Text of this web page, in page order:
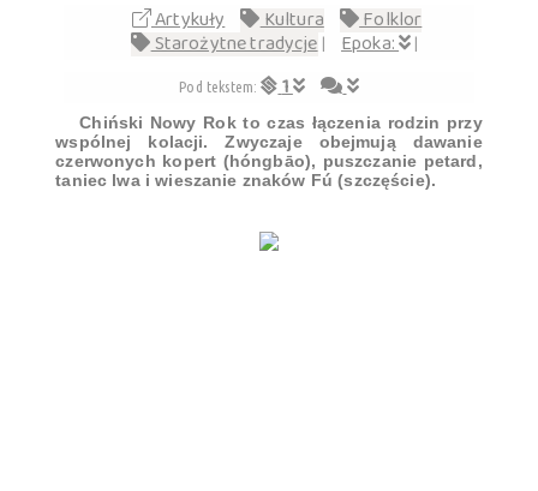
Artykuły Kultura Folklor
Starożytne tradycje | Epoka: |
Pod tekstem: 1
Chiński Nowy Rok to czas łączenia rodzin przy
wspólnej kolacji. Zwyczaje obejmują dawanie
czerwonych kopert (hóngbāo), puszczanie petard,
taniec lwa i wieszanie znaków Fú (szczęście).